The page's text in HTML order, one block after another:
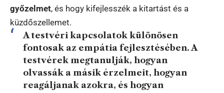
győzelmet, és hogy kifejlesszék a kitartást és a
küzdőszellemet.
A testvéri kapcsolatok különösen
fontosak az empátia fejlesztésében. A
testvérek megtanulják, hogyan
olvassák a másik érzelmeit, hogyan
reagáljanak azokra, és hogyan